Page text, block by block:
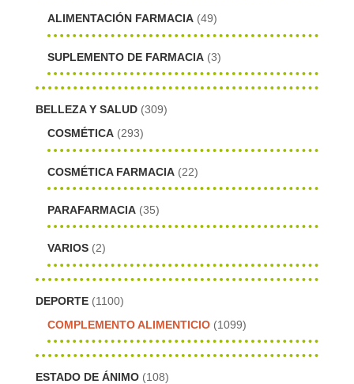
ALIMENTACIÓN FARMACIA (49)
SUPLEMENTO DE FARMACIA (3)
BELLEZA Y SALUD (309)
COSMÉTICA (293)
COSMÉTICA FARMACIA (22)
PARAFARMACIA (35)
VARIOS (2)
DEPORTE (1100)
COMPLEMENTO ALIMENTICIO (1099)
ESTADO DE ÁNIMO (108)